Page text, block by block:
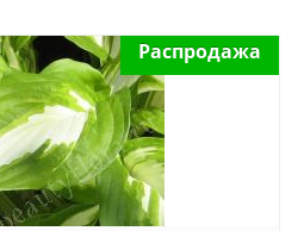
Распродажа